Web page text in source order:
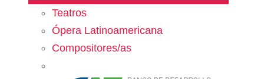
Teatros
Ópera Latinoamericana
Compositores/as